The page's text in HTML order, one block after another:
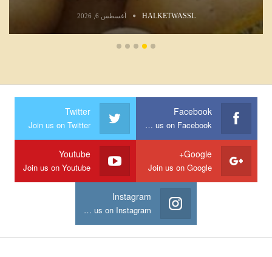
HALKETWASSL أغسطس 6, 2026
Facebook
Join us on Facebook
Twitter
Join us on Twitter
Google+
Join us on Google
Youtube
Join us on Youtube
Instagram
Join us on Instagram